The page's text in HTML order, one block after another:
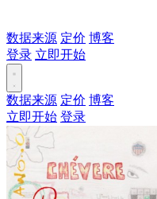
数据来源 定价 博客
登录 立即开始
数据来源 定价 博客
立即开始 登录